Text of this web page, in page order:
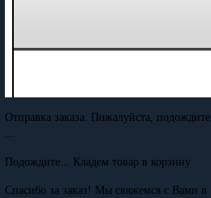
Отправка заказа. Пожалуйста, подождите
...
Подождите... Кладем товар в корзину
Спасибо за заказ! Мы свяжемся с Вами в